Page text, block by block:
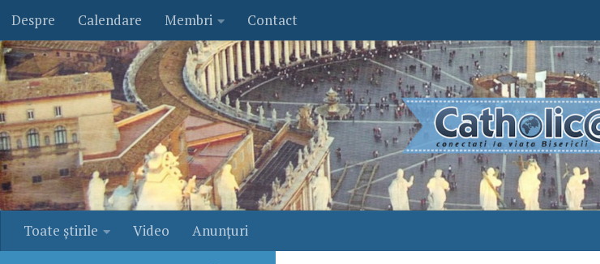
Skip to content
Despre Calendare Membri Contact
Toate ştirile Video Anunţuri